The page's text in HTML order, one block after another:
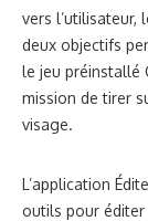
vers l’utilisateur,
deux objectifs
le jeu préinstallé
mission de tirer
visage.
L’application
outils pour